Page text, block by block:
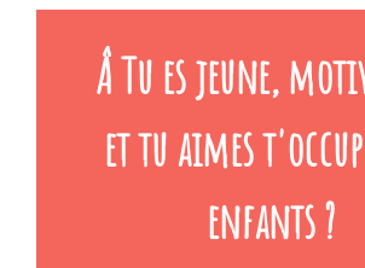
Â Tu es jeune,
et tu aimes
enfants ?